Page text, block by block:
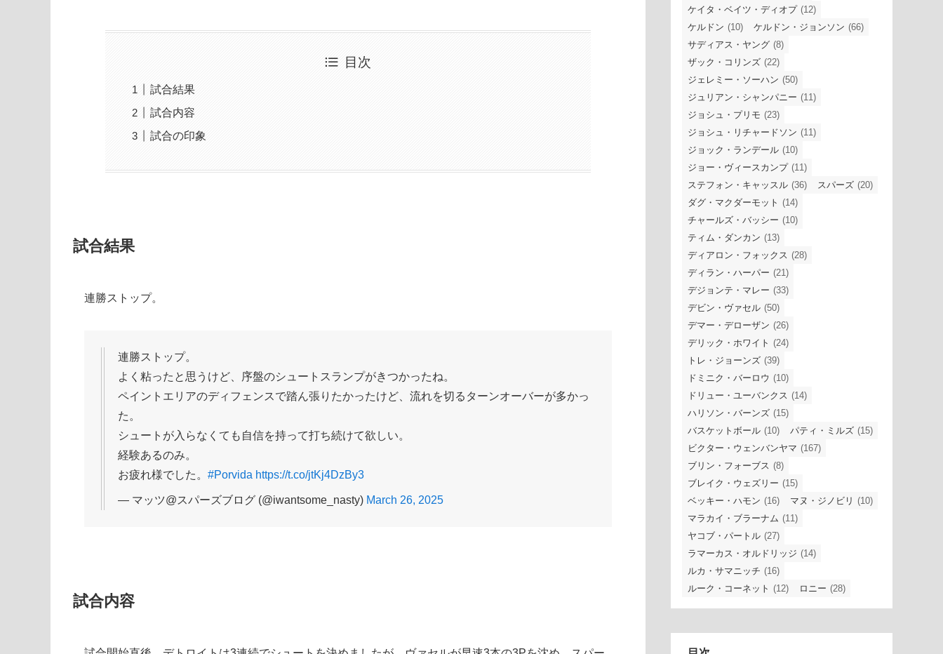
目次
試合結果
試合内容
試合の印象
試合結果
連勝ストップ。
連勝ストップ。
よく粘ったと思うけど、序盤のシュートスランプがきつかったね。
ペイントエリアのディフェンスで踏ん張りたかったけど、流れを切るターンオーバーが多かっ
た。
シュートが入らなくても自信を持って打ち続けて欲しい。
経験あるのみ。
お疲れ様でした。 #Porvida https://t.co/jtKj4DzBy3
— マッツ@スパーズブログ (@iwantsome_nasty) March 26, 2025
試合内容
ケイタ・ベイツ・ディオプ (12)
ケルドン (10) ケルドン・ジョンソン (66)
サディアス・ヤング (8)
ザック・コリンズ (22)
ジェレミー・ソーハン (50)
ジュリアン・シャンパニー (11)
ジョシュ・プリモ (23)
ジョシュ・リチャードソン (11)
ジョック・ランデール (10)
ジョー・ヴィースカンプ (11)
ステフォン・キャッスル (36) スパーズ (20)
ダグ・マクダーモット (14)
チャールズ・バッシー (10)
ティム・ダンカン (13)
ディアロン・フォックス (28)
ディラン・ハーパー (21)
デジョンテ・マレー (33)
デビン・ヴァセル (50)
デマー・デローザン (26)
デリック・ホワイト (24)
トレ・ジョーンズ (39)
ドミニク・バーロウ (10)
ドリュー・ユーバンクス (14)
ハリソン・バーンズ (15)
バスケットボール (10) パティ・ミルズ (15)
ビクター・ウェンバンヤマ (167)
ブリン・フォーブス (8)
ブレイク・ウェズリー (15)
ベッキー・ハモン (16) マヌ・ジノビリ (10)
マラカイ・ブラーナム (11)
ヤコブ・パートル (27)
ラマーカス・オルドリッジ (14)
ルカ・サマニッチ (16)
ルーク・コーネット (12) ロニー (28)